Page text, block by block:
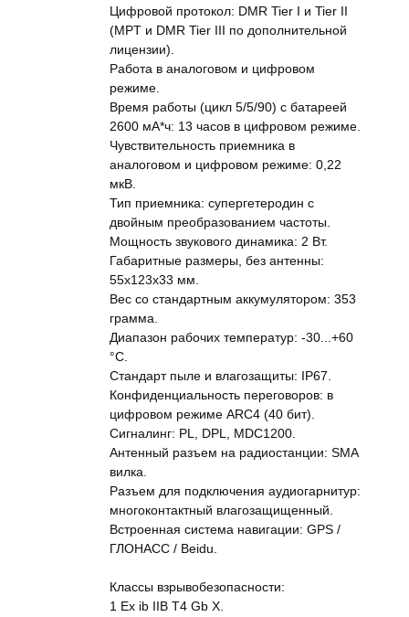
Цифровой протокол: DMR Tier I и Tier II
(MPT и DMR Tier III по дополнительной
лицензии).
Работа в аналоговом и цифровом
режиме.
Время работы (цикл 5/5/90) с батареей
2600 мА*ч: 13 часов в цифровом режиме.
Чувствительность приемника в
аналоговом и цифровом режиме: 0,22
мкВ.
Тип приемника: супергетеродин с
двойным преобразованием частоты.
Мощность звукового динамика: 2 Вт.
Габаритные размеры, без антенны:
55х123х33 мм.
Вес со стандартным аккумулятором: 353
грамма.
Диапазон рабочих температур: -30...+60
°C.
Стандарт пыле и влагозащиты: IP67.
Конфиденциальность переговоров: в
цифровом режиме ARC4 (40 бит).
Сигналинг: PL, DPL, MDC1200.
Антенный разъем на радиостанции: SMA
вилка.
Разъем для подключения аудиогарнитур:
многоконтактный влагозащищенный.
Встроенная система навигации: GPS /
ГЛОНАСС / Beidu.
Классы взрывобезопасности:
1 Ex ib IIB T4 Gb X.